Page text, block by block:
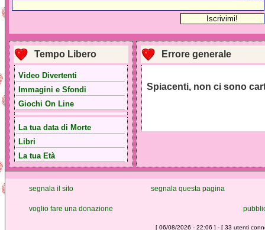
Tempo Libero
Video Divertenti
Immagini e Sfondi
Giochi On Line
La tua data di Morte
Libri
La tua Età
Errore generale
Spiacenti, non ci sono
segnala il sito segnala questa pagina
voglio fare una donazione
[ 06/08/2026 - 22:06 ] - [ 33 utenti